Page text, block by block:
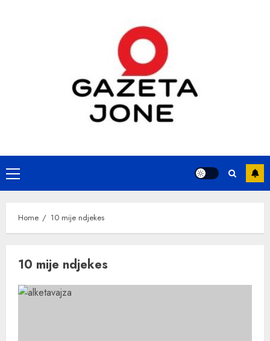
Primary
Menu
Home 10 mije ndjekes
10 mije ndjekes